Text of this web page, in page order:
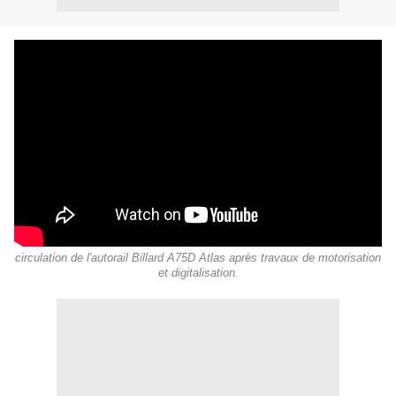
circulation de l'autorail Billard A75D Atlas après travaux de motorisation
et digitalisation.